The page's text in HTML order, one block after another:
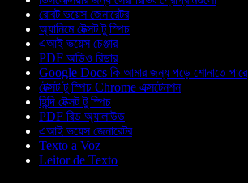
রোবট ভয়েস জেনারেটর
অ্যানিমে টেক্সট টু স্পিচ
এআই ভয়েস চেঞ্জার
PDF অডিও রিডার
Google Docs কি আমার জন্য পড়ে শোনাতে পারে
টেক্সট টু স্পিচ Chrome এক্সটেনশন
হিন্দি টেক্সট টু স্পিচ
PDF রিড অ্যালাউড
এআই ভয়েস জেনারেটর
Texto a Voz
Leitor de Texto